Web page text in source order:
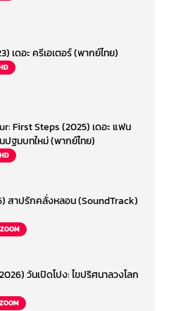
เดอะ ครีเอเตอร์ (พากย์ไทย)
First Steps (2025) เดอะ แฟน
ฐมบทใหม่ (พากย์ไทย)
HD
สาปรักคลั่งหลอน (SoundTrack)
ZOOM
วันเปิดโปง: ไขปริศนาลวงโลก
ZOOM